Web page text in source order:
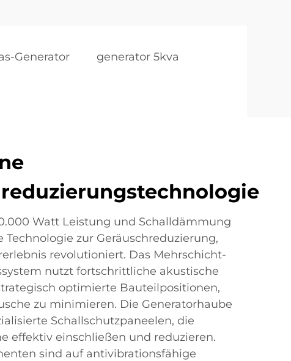
Generator generator 5kva
Watt Leistung und Schalldämmung
zur Geräuschreduzierung,
revolutioniert. Das Mehrschicht-
nutzt fortschrittliche akustische
optimierte Bauteilpositionen,
zu minimieren. Die Generatorhaube
Schallschutzpaneelen, die
effektiv einschließen und reduzieren.
sind auf antivibrationsfähige